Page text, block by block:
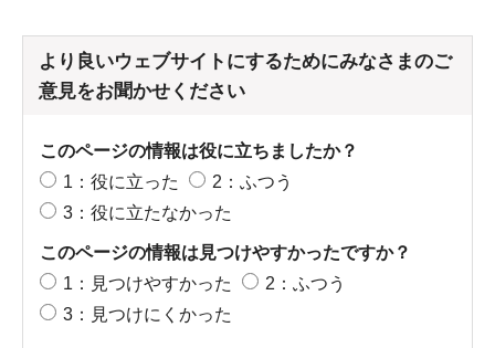
より良いウェブサイトにするためにみなさまのご
意見をお聞かせください
このページの情報は役に立ちましたか？
1：役に立った
2：ふつう
3：役に立たなかった
このページの情報は見つけやすかったですか？
1：見つけやすかった
2：ふつう
3：見つけにくかった